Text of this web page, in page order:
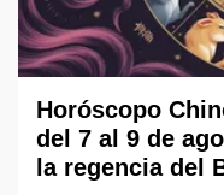
Horóscopo
del 7 al 9 de
la regencia del